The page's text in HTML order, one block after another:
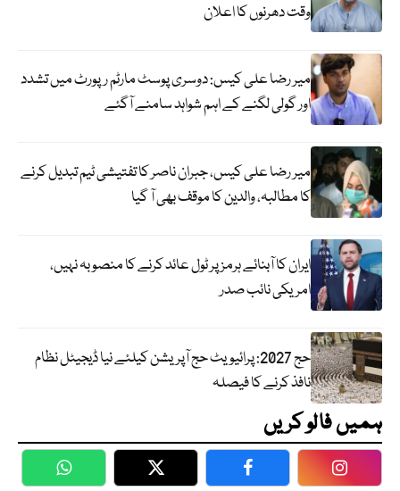
وقت دھرنوں کا اعلان
میر رضا علی کیس: دوسری پوسٹ مارٹم رپورٹ میں تشدد
اور گولی لگنے کے اہم شواہد سامنے آگئے
میر رضا علی کیس، جبران ناصر کا تفتیشی ٹیم تبدیل کرنے
کا مطالبہ، والدین کا موقف بھی آ گیا
ایران کا آبنائے ہرمز پر ٹول عائد کرنے کا منصوبہ نہیں،
امریکی نائب صدر
حج 2027: پرائیویٹ حج آپریشن کیلئے نیا ڈیجیٹل نظام
نافذ کرنے کا فیصلہ
ہمیں فالو کریں
WhatsApp Twitter Facebook